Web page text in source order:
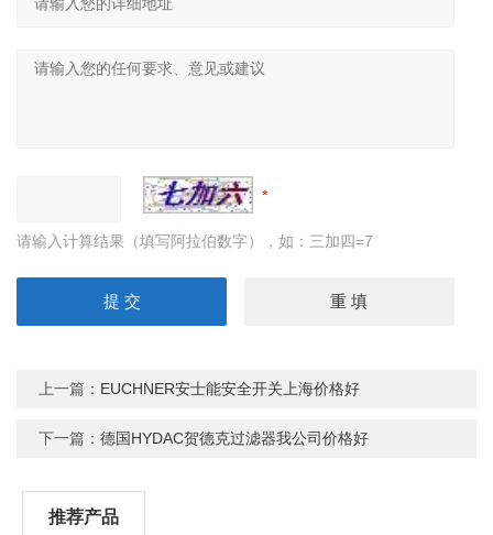
请输入计算结果（填写阿拉伯数字），如：三加四=7
上一篇： EUCHNER安士能安全开关上海价格好
下一篇：德国HYDAC贺德克过滤器我公司价格好
推荐产品